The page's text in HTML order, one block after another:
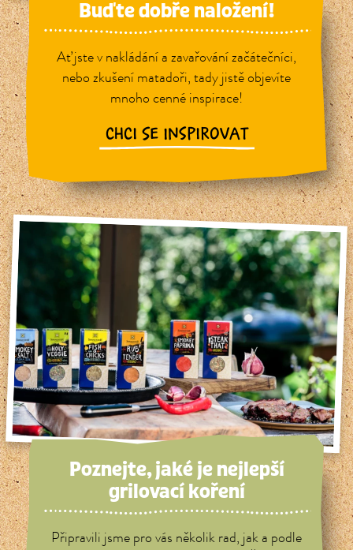
Buďte dobře naložení!
Ať jste v nakládání a zavařování začátečníci,
nebo zkušení matadoři, tady jistě objevíte
mnoho cenné inspirace!
CHCI SE INSPIROVAT
Poznejte, jaké je nejlepší
grilovací koření
Připravili jsme pro vás několik rad, jak a podle